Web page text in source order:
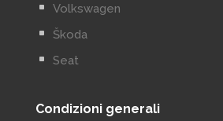
^ Volkswagen
^ Škoda
^ Seat
Condizioni generali